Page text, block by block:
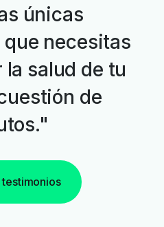
únicas
necesitas
salud de tu
de